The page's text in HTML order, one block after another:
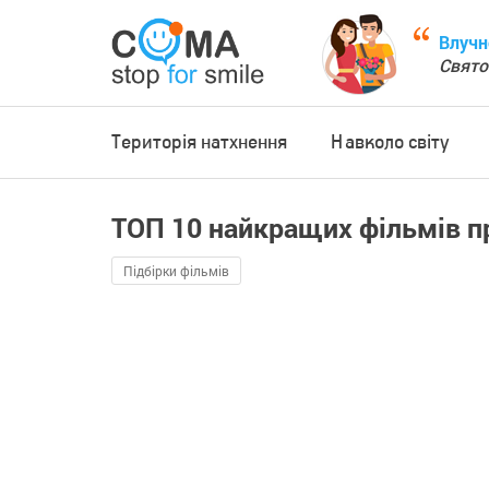
Територія натхнення Навколо світу
ТОП 10 найкращих фільмів
Підбірки фільмів